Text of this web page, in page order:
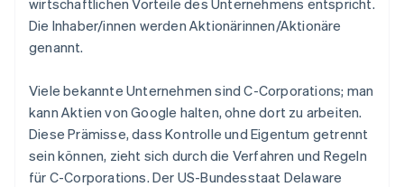
Die Inhaber/innen werden Aktionärinnen/Aktionäre
genannt.
Viele bekannte Unternehmen sind C-Corporations; man
kann Aktien von Google halten, ohne dort zu arbeiten.
Diese Prämisse, dass Kontrolle und Eigentum getrennt
sein können, zieht sich durch die Verfahren und Regeln
für C-Corporations. Der US-Bundesstaat Delaware